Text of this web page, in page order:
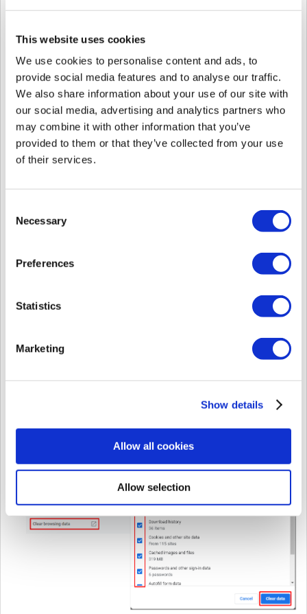
This website uses cookies
We use cookies to personalise content and ads, to
provide social media features and to analyse our traffic.
We also share information about your use of our site with
our social media, advertising and analytics partners who
may combine it with other information that you’ve
provided to them or that they’ve collected from your use
of their services.
Selection
Necessary
Preferences
Statistics
Marketing
Show details
Allow all cookies
Allow selection
BioStar 2 - Configuración - HTTPS -
Certificado.
servidor BioStar 2 como ‘(IP del
servidor BioStar 2):(puerto HTTPS)’.
3.
Cierre todas las páginas de Chrome y
4.
Vaya a Chrome - Historial - Historial
navegación’ - Avanzado - Todo el
tiempo - marque todos los elementos -